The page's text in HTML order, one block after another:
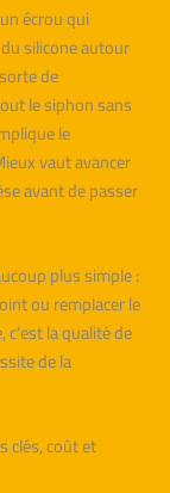
écrou qui
silicone autour
de
le siphon sans
le
vaut avancer
avant de passer
plus simple :
ou remplacer le
la qualité de
de la
clés, coût et